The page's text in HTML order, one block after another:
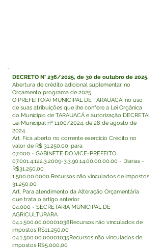
DECRETO N° 236/2025, de 30 de outubro de 2025.
Abertura de crédito adicional suplementar, no
Orçamento programa de 2025
O PREFEITO(A) MUNICIPAL DE TARAUACÁ, no uso
de suas atribuições que lhe confere a Lei Orgânica
do Município de TARAUACÁ e autorização DECRETA:
Lei Municipal nº 1100/2024, de 28 de agosto de
2024.
Art. Fica aberto no corrente exercício Crédito no
valor de R$ 31.250,00, para
07.000 - GABINETE DO VICE-PREFEITO
07.001.4.122.3.2009-3.3.90.14.00.00.00.00 - Diárias -
R$31.250,00
1.500.00.0000 Recursos não vinculados de impostos
31.250,00
Art. Para atendimento da Alteração Orçamentária
que trata o artigo anterior
04.000 - SECRETARIA MUNICIPAL DE
AGRICULTURARA
04.1.500.00.00001038Recursos não vinculados de
impostos R$11.250,00
04.1.500.00.00001035Recursos não vinculados de
impostos R$5.000,00